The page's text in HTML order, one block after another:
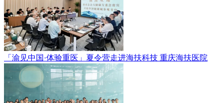
「渝见中国·体验重医」夏令营走进海扶科技 重庆海扶医院